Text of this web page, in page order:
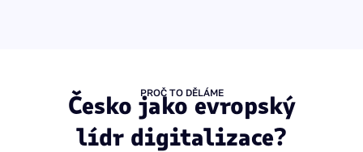
PROČ TO DĚLÁME
Česko jako evropský
lídr digitalizace?